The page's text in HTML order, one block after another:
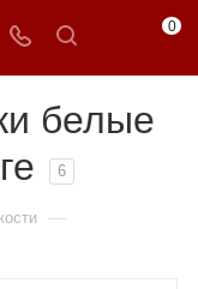
0
белые
6
—